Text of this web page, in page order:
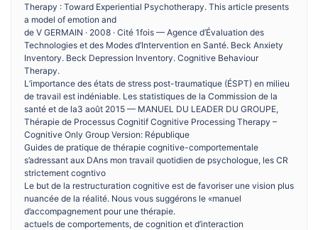
Therapy : Toward Experiential Psychotherapy. This article presents
a model of emotion and
de V GERMAIN · 2008 · Cité 1fois — Agence d’Évaluation des
Technologies et des Modes d’Intervention en Santé. Beck Anxiety
Inventory. Beck Depression Inventory. Cognitive Behaviour
Therapy.
L’importance des états de stress post-traumatique (ÉSPT) en milieu
de travail est indéniable. Les statistiques de la Commission de la
santé et de la3 août 2015 — MANUEL DU LEADER DU GROUPE,
Thérapie de Processus Cognitif Cognitive Processing Therapy –
Cognitive Only Group Version: République
Guides de pratique de thérapie cognitive-comportementale
s’adressant aux DAns mon travail quotidien de psychologue, les CR
strictement cogntivo
Le but de la restructuration cognitive est de favoriser une vision plus
nuancée de la réalité. Nous vous suggérons le «manuel
d’accompagnement pour une thérapie.
actuels de comportements, de cognition et d’interaction